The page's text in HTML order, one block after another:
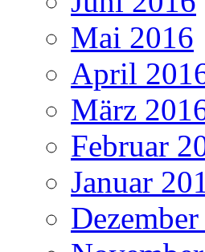
Mai 2016
April
März
Februar
Januar